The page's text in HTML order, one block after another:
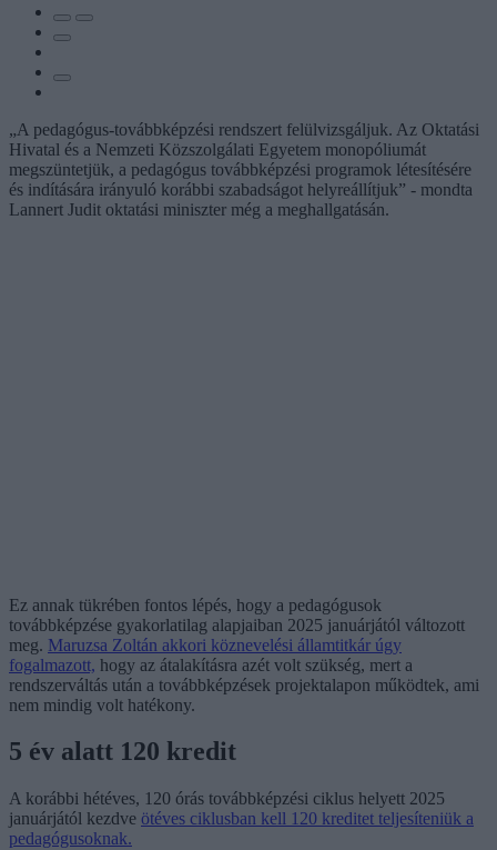
„A pedagógus-továbbképzési rendszert felülvizsgáljuk. Az Oktatási
Hivatal és a Nemzeti Közszolgálati Egyetem monopóliumát
megszüntetjük, a pedagógus továbbképzési programok létesítésére
és indítására irányuló korábbi szabadságot helyreállítjuk” - mondta
Lannert Judit oktatási miniszter még a meghallgatásán.
Ez annak tükrében fontos lépés, hogy a pedagógusok
továbbképzése gyakorlatilag alapjaiban 2025 januárjától változott
meg. Maruzsa Zoltán akkori köznevelési államtitkár úgy
fogalmazott, hogy az átalakításra azét volt szükség, mert a
rendszerváltás után a továbbképzések projektalapon működtek, ami
nem mindig volt hatékony.
5 év alatt 120 kredit
A korábbi hétéves, 120 órás továbbképzési ciklus helyett 2025
januárjától kezdve ötéves ciklusban kell 120 kreditet teljesíteniük a
pedagógusoknak.